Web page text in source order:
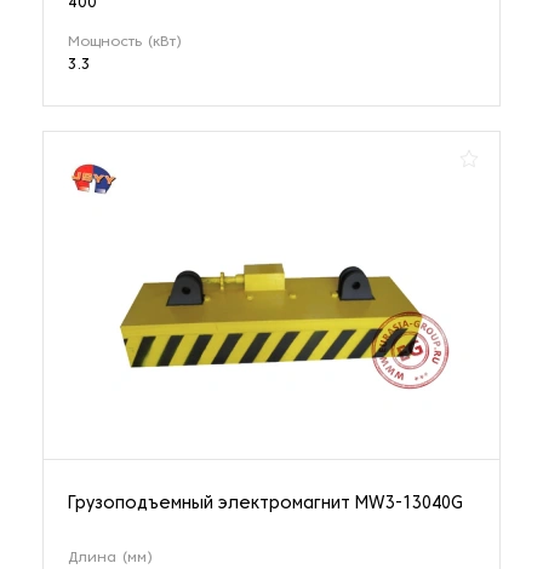
400
Мощность (кВт)
3.3
Грузоподъемный электромагнит MW3-13040G
Длина (мм)